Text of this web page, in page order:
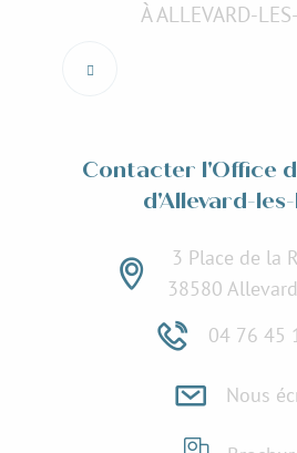
À ALLEVARD-
Contacter l'Office
d'Allevard-
3 Place de la
38580
04 76 45
Nous